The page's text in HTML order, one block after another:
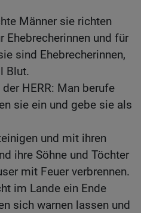
Männer sie richten
Ehebrecherinnen und für
sind Ehebrecherinnen,
Blut.
HERR: Man berufe
sie ein und gebe sie als
und mit ihren
ihre Söhne und Töchter
mit Feuer verbrennen.
im Lande ein Ende
sich warnen lassen und